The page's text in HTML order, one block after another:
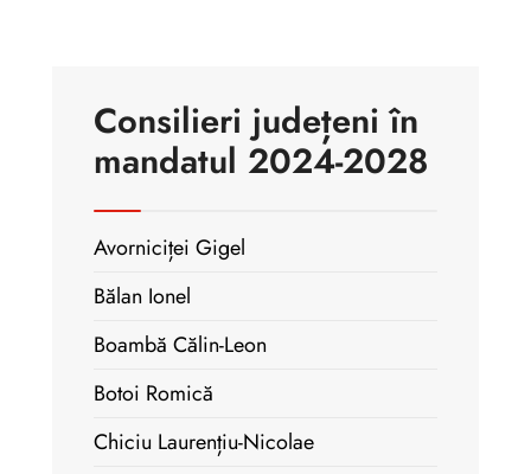
Consilieri județeni în
mandatul 2024-2028
Avorniciței Gigel
Bălan Ionel
Boambă Călin-Leon
Botoi Romică
Chiciu Laurențiu-Nicolae